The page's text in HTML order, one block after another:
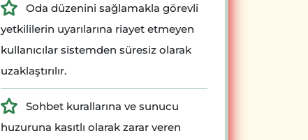
Oda düzenini sağlamakla görevli
yetkililerin uyarılarına riayet etmeyen
kullanıcılar sistemden süresiz olarak
uzaklaştırılır.
Sohbet kurallarına ve sunucu
huzuruna kasıtlı olarak zarar veren